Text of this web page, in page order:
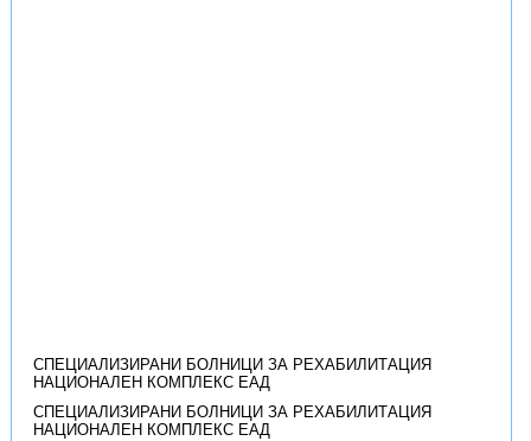
СПЕЦИАЛИЗИРАНИ БОЛНИЦИ ЗА РЕХАБИЛИТАЦИЯ
НАЦИОНАЛЕН КОМПЛЕКС ЕАД
СПЕЦИАЛИЗИРАНИ БОЛНИЦИ ЗА РЕХАБИЛИТАЦИЯ
НАЦИОНАЛЕН КОМПЛЕКС ЕАД